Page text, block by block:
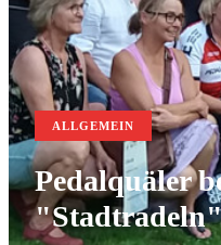
ALLGEMEIN
Pedalquäler